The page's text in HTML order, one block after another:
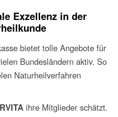
Exzellenz in der
bietet tolle Angebote für
Bundesländern aktiv. So
Naturheilverfahren
ihre Mitglieder schätzt.